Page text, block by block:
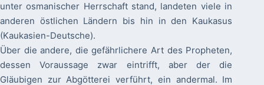
unter osmanischer Herrschaft stand, landeten viele in
anderen östlichen Ländern bis hin in den Kaukasus
(Kaukasien-Deutsche).
Über die andere, die gefährlichere Art des Propheten,
dessen Voraussage zwar eintrifft, aber der die
Gläubigen zur Abgötterei verführt, ein andermal. Im